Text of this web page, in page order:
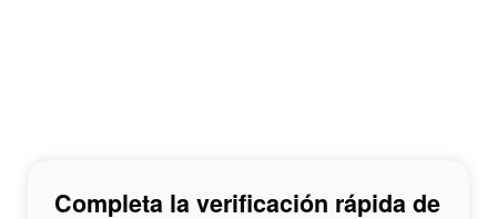
Completa la verificación rápida de